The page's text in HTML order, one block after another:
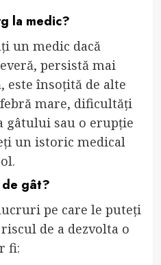
la medic?
un medic dacă
persistă mai
este însoțită de alte
mare, dificultăți
sau o erupție
un istoric medical
de gât?
pe care le puteți
de a dezvolta o
fi: